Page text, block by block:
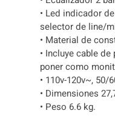
• Led indicador
selector de line/
• Material de
• Incluye cable
poner como
• 110v-120v~, 50/
• Dimensiones
• Peso 6.6 kg.